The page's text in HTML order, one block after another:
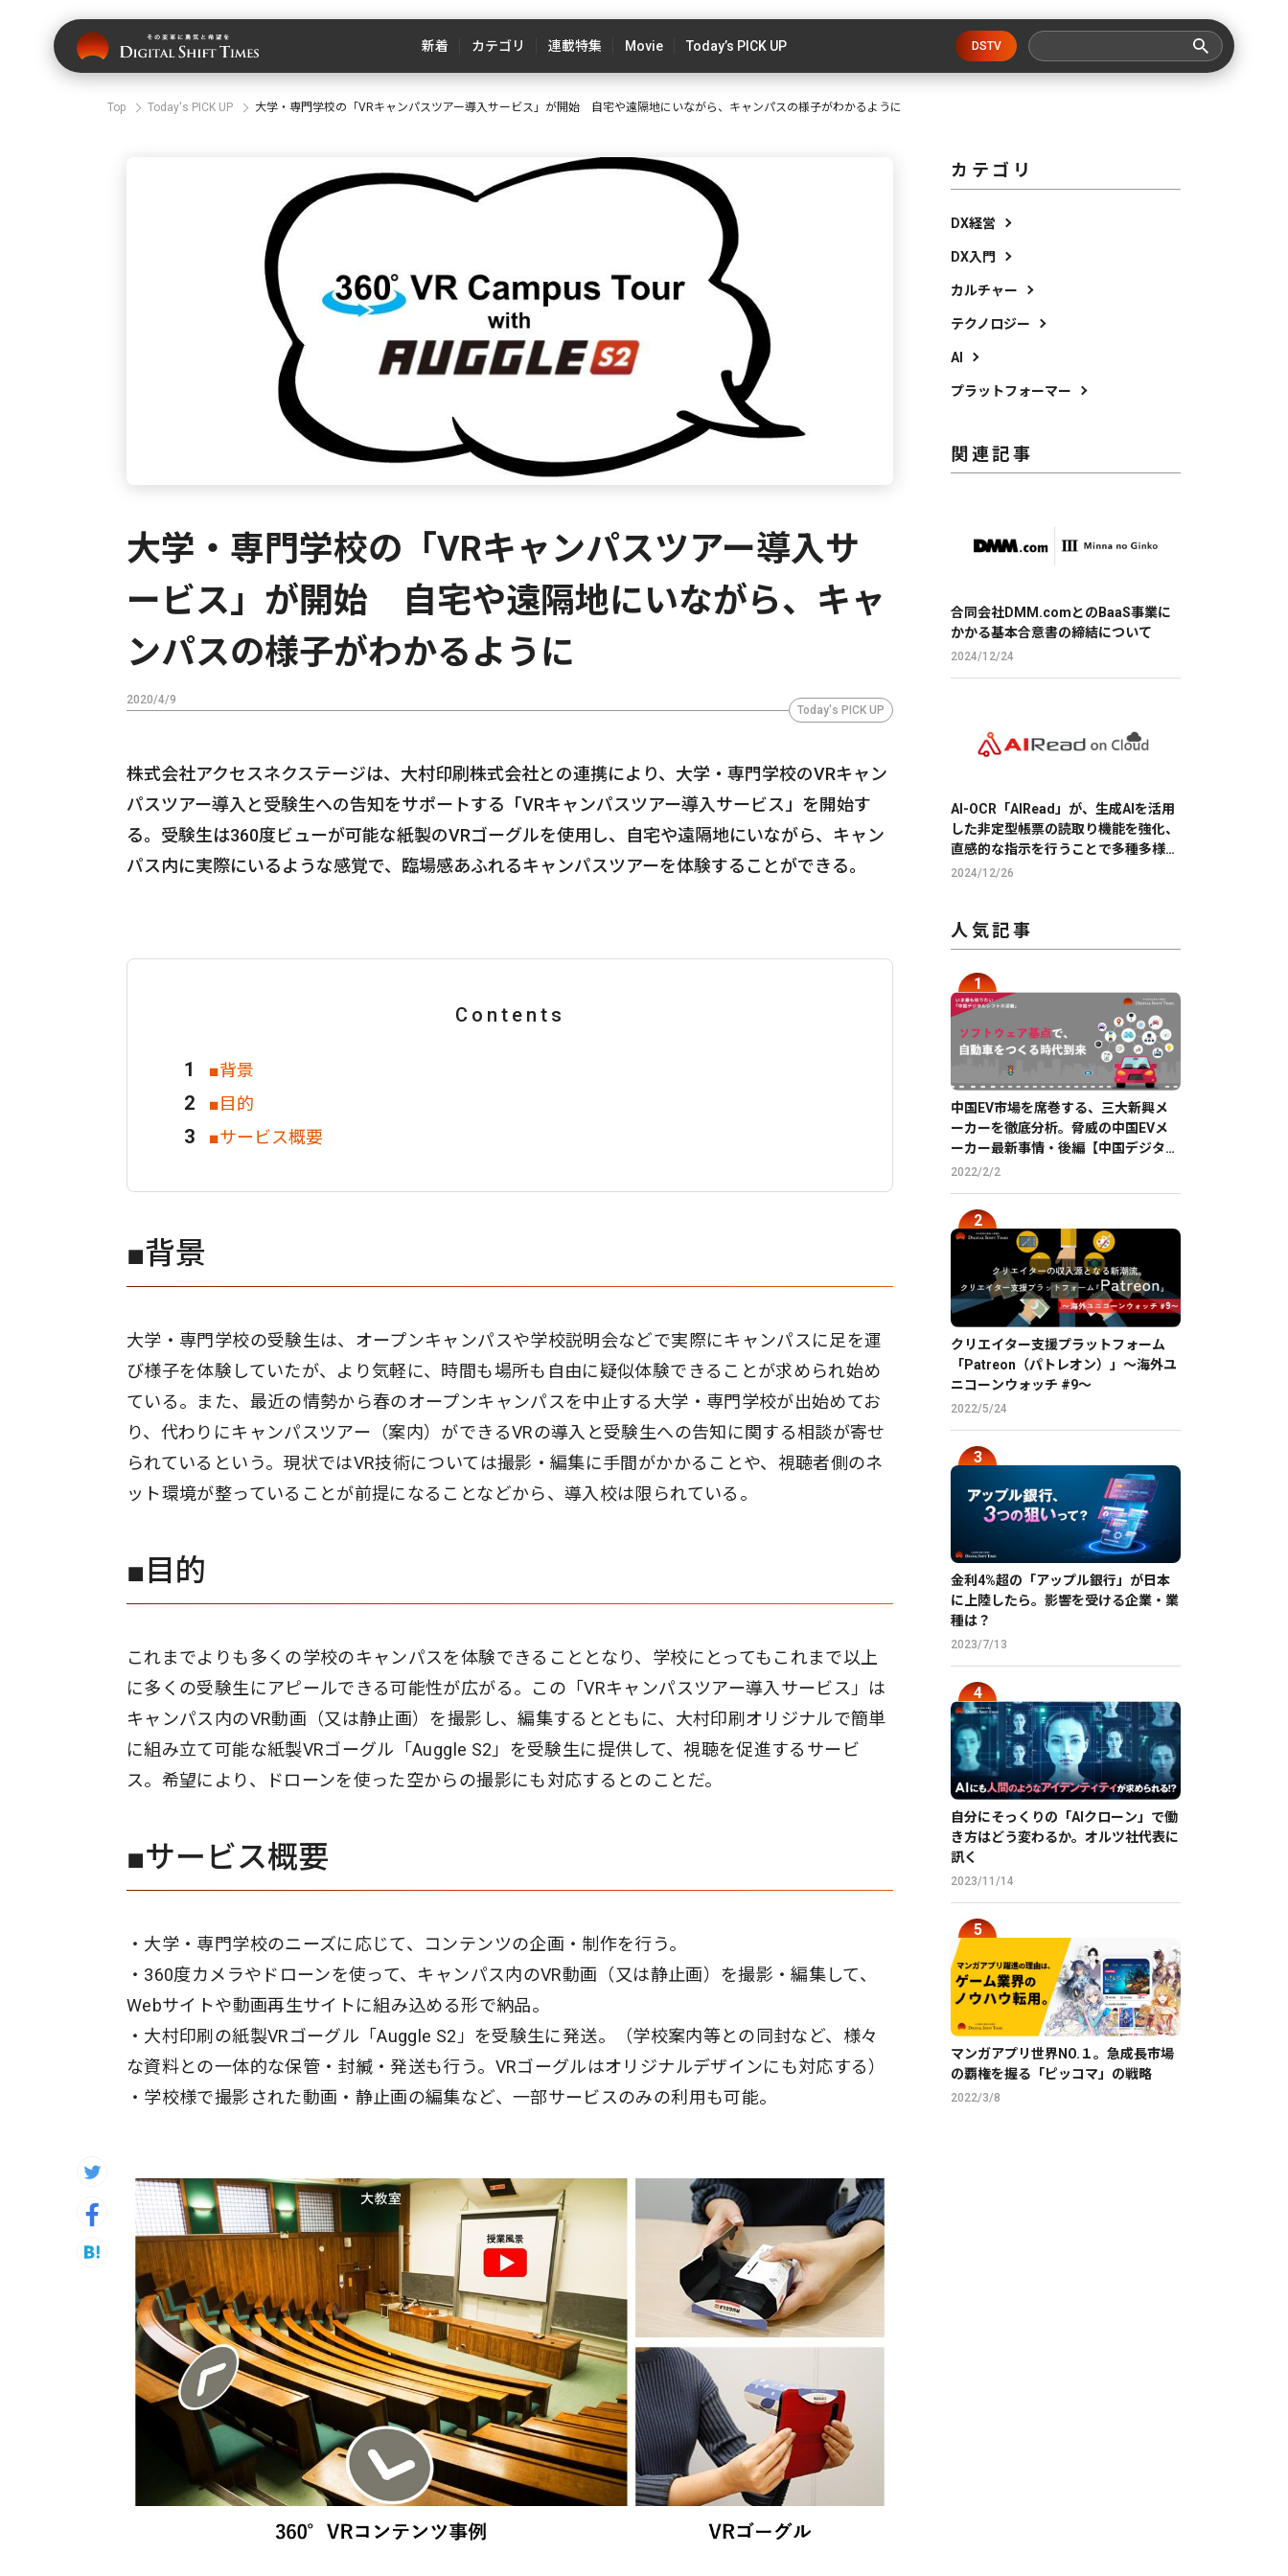
新着 カテゴリ 連載特集 Movie Today’s PICK UP DSTV
Top Today's PICK UP 大学・専門学校の「VRキャンパスツアー導入サービス」が開始 自宅や遠隔地にいながら、キャンパスの様子がわかるように
大学・専門学校の「VRキャンパスツアー導入サ
ービス」が開始 自宅や遠隔地にいながら、キャ
ンパスの様子がわかるように
2020/4/9
Today's PICK UP
株式会社アクセスネクステージは、大村印刷株式会社との連携により、大学・専門学校のVRキャン
パスツアー導入と受験生への告知をサポートする「VRキャンパスツアー導入サービス」を開始す
る。受験生は360度ビューが可能な紙製のVRゴーグルを使用し、自宅や遠隔地にいながら、キャン
パス内に実際にいるような感覚で、臨場感あふれるキャンパスツアーを体験することができる。
Contents
■背景
■目的
■サービス概要
■背景
大学・専門学校の受験生は、オープンキャンパスや学校説明会などで実際にキャンパスに足を運
び様子を体験していたが、より気軽に、時間も場所も自由に疑似体験できることが求められ始め
ている。また、最近の情勢から春のオープンキャンパスを中止する大学・専門学校が出始めてお
り、代わりにキャンパスツアー（案内）ができるVRの導入と受験生への告知に関する相談が寄せ
られているという。現状ではVR技術については撮影・編集に手間がかかることや、視聴者側のネ
ット環境が整っていることが前提になることなどから、導入校は限られている。
■目的
これまでよりも多くの学校のキャンパスを体験できることとなり、学校にとってもこれまで以上
に多くの受験生にアピールできる可能性が広がる。この「VRキャンパスツアー導入サービス」は
キャンパス内のVR動画（又は静止画）を撮影し、編集するとともに、大村印刷オリジナルで簡単
に組み立て可能な紙製VRゴーグル「Auggle S2」を受験生に提供して、視聴を促進するサービ
ス。希望により、ドローンを使った空からの撮影にも対応するとのことだ。
■サービス概要
・大学・専門学校のニーズに応じて、コンテンツの企画・制作を行う。
・360度カメラやドローンを使って、キャンパス内のVR動画（又は静止画）を撮影・編集して、
Webサイトや動画再生サイトに組み込める形で納品。
・大村印刷の紙製VRゴーグル「Auggle S2」を受験生に発送。（学校案内等との同封など、様々
な資料との一体的な保管・封緘・発送も行う。VRゴーグルはオリジナルデザインにも対応する）
・学校様で撮影された動画・静止画の編集など、一部サービスのみの利用も可能。
カテゴリ
DX経営
DX入門
カルチャー
テクノロジー
AI
プラットフォーマー
関連記事
合同会社DMM.comとのBaaS事業に
かかる基本合意書の締結について
2024/12/24
AI-OCR「AIRead」が、生成AIを活用
した非定型帳票の読取り機能を強化、
直感的な指示を行うことで多種多様な
帳票の読取りを実現
2024/12/26
人気記事
中国EV市場を席巻する、三大新興メ
ーカーを徹底分析。脅威の中国EVメ
ーカー最新事情・後編【中国デジタル
企業最前線】
2022/2/2
クリエイター支援プラットフォーム
「Patreon（パトレオン）」〜海外ユ
ニコーンウォッチ #9〜
2022/5/24
金利4%超の「アップル銀行」が日本
に上陸したら。影響を受ける企業・業
種は？
2023/7/13
自分にそっくりの「AIクローン」で働
き方はどう変わるか。オルツ社代表に
訊く
2023/11/14
マンガアプリ世界NO.１。急成長市場
の覇権を握る「ピッコマ」の戦略
2022/3/8